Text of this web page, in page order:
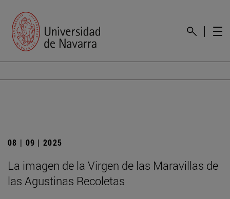
08 | 09 | 2025
La imagen de la Virgen de las Maravillas de
las Agustinas Recoletas